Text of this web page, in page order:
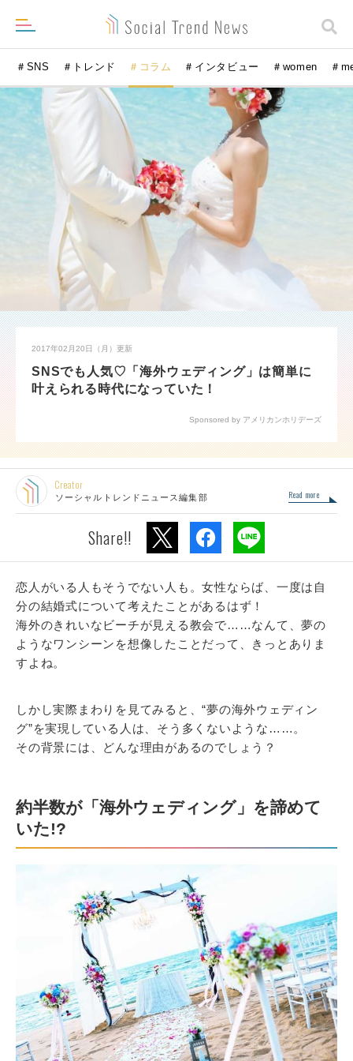
＃SNS ＃トレンド ＃コラム ＃インタビュー ＃women ＃
2017年02月20日（月） 更新
SNSでも人気♡「海外ウェディング」は簡単に
叶えられる時代になっていた！
Sponsored by アメリカンホリデーズ
Creator
ソーシャルトレンドニュース編集部 Read more
Share!!
恋人がいる人もそうでない人も。女性ならば、一度は自
分の結婚式について考えたことがあるはず！
海外のきれいなビーチが見える教会で……なんて、夢の
ようなワンシーンを想像したことだって、きっとありま
すよね。
しかし実際まわりを見てみると、“夢の海外ウェディン
グ”を実現している人は、そう多くないような……。
その背景には、どんな理由があるのでしょう？
約半数が「海外ウェディング」を諦めて
いた!?